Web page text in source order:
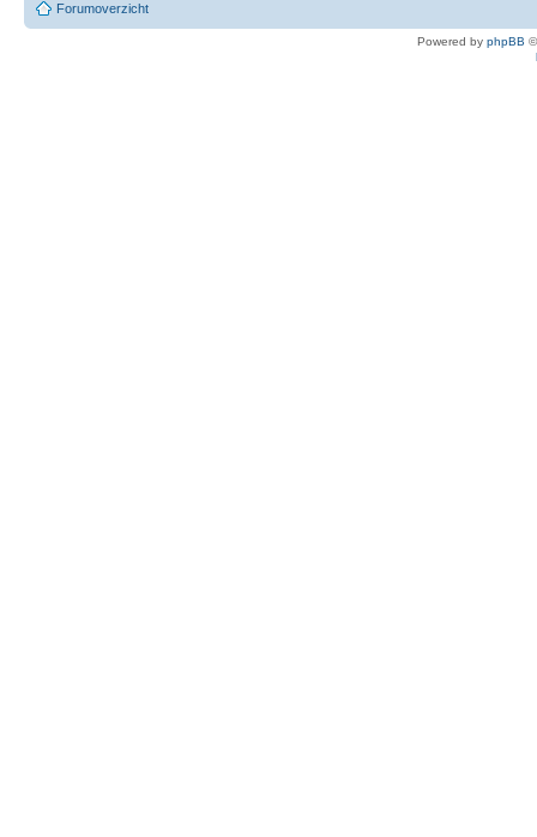
Forumoverzicht
Powered by phpBB